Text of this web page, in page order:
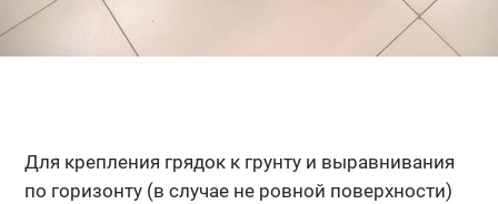
Для крепления грядок к грунту и выравнивания
по горизонту (в случае не ровной поверхности)